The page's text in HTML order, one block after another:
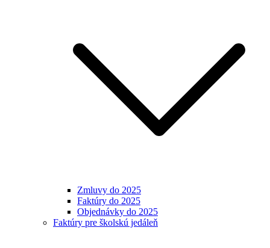
Zmluvy do 2025
Faktúry do 2025
Objednávky do 2025
Faktúry pre školskú jedáleň